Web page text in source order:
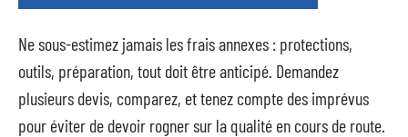
Ne sous-estimez jamais les frais annexes : protections,
outils, préparation, tout doit être anticipé. Demandez
plusieurs devis, comparez, et tenez compte des imprévus
pour éviter de devoir rogner sur la qualité en cours de route.